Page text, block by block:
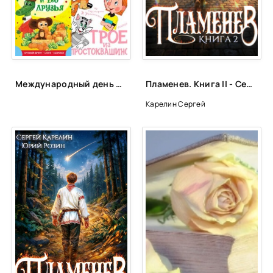
24
Международный день друзей | ЦБС Пожарского МО Пламенев. Книга II - Сергей Карелин, Юрий Розин
Карелин Сергей